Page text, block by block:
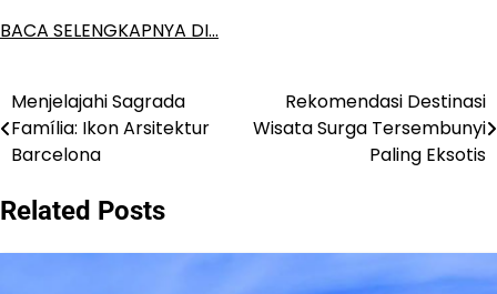
BACA SELENGKAPNYA DI…
Post
navigation
Menjelajahi Sagrada
Família: Ikon Arsitektur
Barcelona
Rekomendasi Destinasi
Wisata Surga Tersembunyi
Paling Eksotis
Related Posts